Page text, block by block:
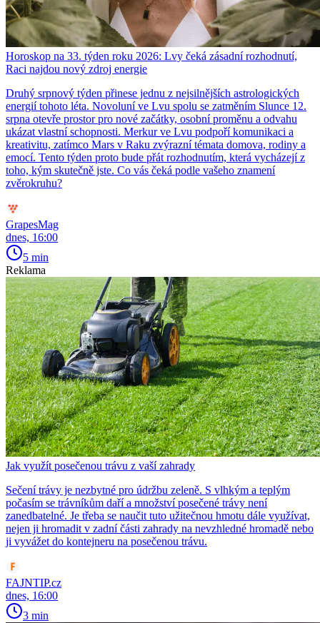
Horoskop na 33. týden roku 2026: Lvy čeká zásadní rozhodnutí,
Raci najdou nový zdroj energie
Druhý srpnový týden přinese jednu z nejsilnějších astrologických
energií tohoto léta. Novoluní ve Lvu spolu se zatměním Slunce 12.
srpna otevře prostor pro nové začátky, osobní proměnu a odvahu
ukázat vlastní schopnosti. Merkur ve Lvu podpoří komunikaci a
kreativitu, zatímco Mars v Raku zvýrazní témata domova, rodiny a
emocí. Tento týden proto bude přát rozhodnutím, která vycházejí z
toho, kým skutečně jste. Co vás čeká podle vašeho znamení
zvěrokruhu?
GrapesMag
dnes, 16:00
5 min
Reklama
Jak využít posečenou trávu z vaší zahrady
Sečení trávy je nezbytné pro údržbu zeleně. S vlhkým a teplým
počasím se trávníkům daří a množství posečené trávy není
zanedbatelné. Je třeba se naučit tuto užitečnou hmotu dále využívat,
nejen ji hromadit v zadní části zahrady na nevzhledné hromadě nebo
ji vyvážet do kontejneru na posečenou trávu.
FAJNTIP.cz
dnes, 16:00
3 min